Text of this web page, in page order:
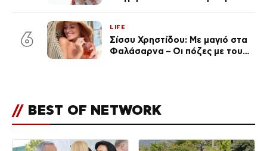
6
LIFE
Σίσσυ Χρηστίδου: Με μαγιό στα
Φαλάσαρνα – Οι πόζες με τους
// BEST OF NETWORK